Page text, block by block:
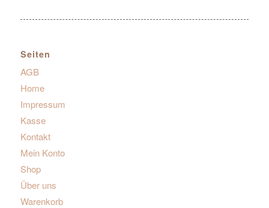
Seiten
AGB
Home
Impressum
Kasse
Kontakt
Mein Konto
Shop
Über uns
Warenkorb